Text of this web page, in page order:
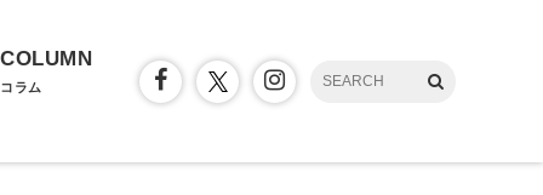
COLUMN
コラム